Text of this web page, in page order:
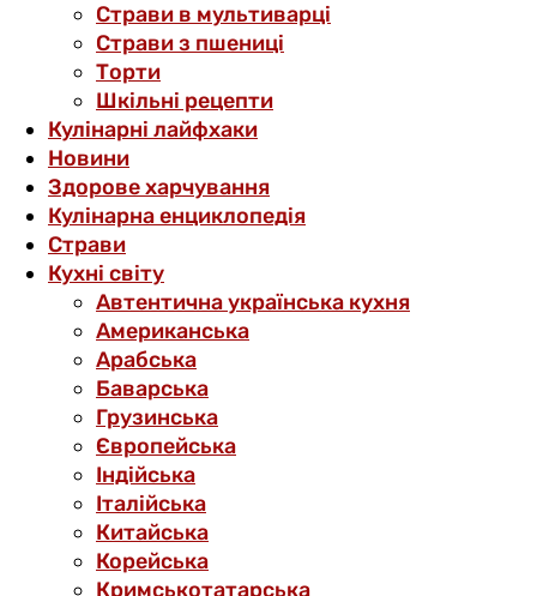
Страви в мультиварці
Страви з пшениці
Торти
Шкільні рецепти
Кулінарні лайфхаки
Новини
Здорове харчування
Кулінарна енциклопедія
Страви
Кухні світу
Автентична українська кухня
Американська
Арабська
Баварська
Грузинська
Європейська
Індійська
Італійська
Китайська
Корейська
Кримськотатарська